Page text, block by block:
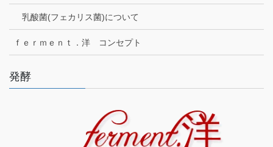
乳酸菌(フェカリス菌)について
ｆｅｒｍｅｎｔ．洋 コンセプト
発酵